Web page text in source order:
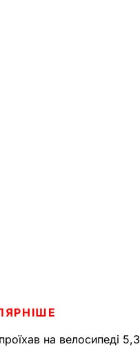
на велосипеді 5,3